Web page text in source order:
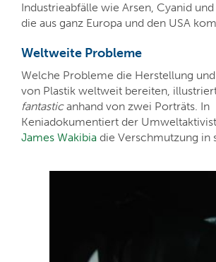
Industrieabfälle wie Arsen, Cyanid
die aus ganz Europa und den USA
Weltweite Probleme
Welche Probleme die Herstellung
von Plastik weltweit bereiten,
fantasticanhand von zwei Porträts. In
Keniadokumentiert der
James Wakibia die Verschmutzung in